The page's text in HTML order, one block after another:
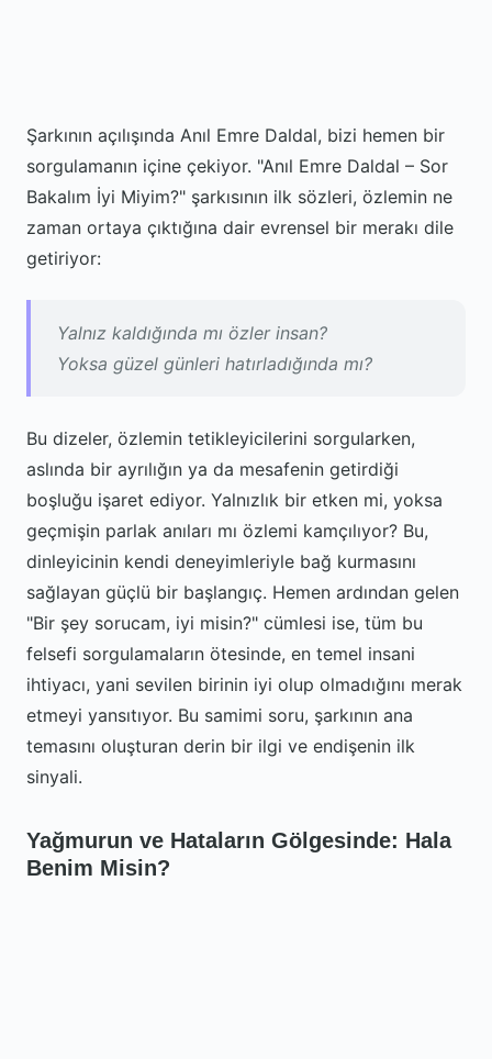
Şarkının açılışında Anıl Emre Daldal, bizi hemen bir
sorgulamanın içine çekiyor. "Anıl Emre Daldal – Sor
Bakalım İyi Miyim?" şarkısının ilk sözleri, özlemin ne
zaman ortaya çıktığına dair evrensel bir merakı dile
getiriyor:
Yalnız kaldığında mı özler insan?
Yoksa güzel günleri hatırladığında mı?
Bu dizeler, özlemin tetikleyicilerini sorgularken,
aslında bir ayrılığın ya da mesafenin getirdiği
boşluğu işaret ediyor. Yalnızlık bir etken mi, yoksa
geçmişin parlak anıları mı özlemi kamçılıyor? Bu,
dinleyicinin kendi deneyimleriyle bağ kurmasını
sağlayan güçlü bir başlangıç. Hemen ardından gelen
"Bir şey sorucam, iyi misin?" cümlesi ise, tüm bu
felsefi sorgulamaların ötesinde, en temel insani
ihtiyacı, yani sevilen birinin iyi olup olmadığını merak
etmeyi yansıtıyor. Bu samimi soru, şarkının ana
temasını oluşturan derin bir ilgi ve endişenin ilk
sinyali.
Yağmurun ve Hataların Gölgesinde: Hala
Benim Misin?